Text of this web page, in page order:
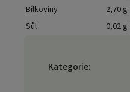
Bílkoviny
2,70 g
Sůl
0,02 g
Kategorie: